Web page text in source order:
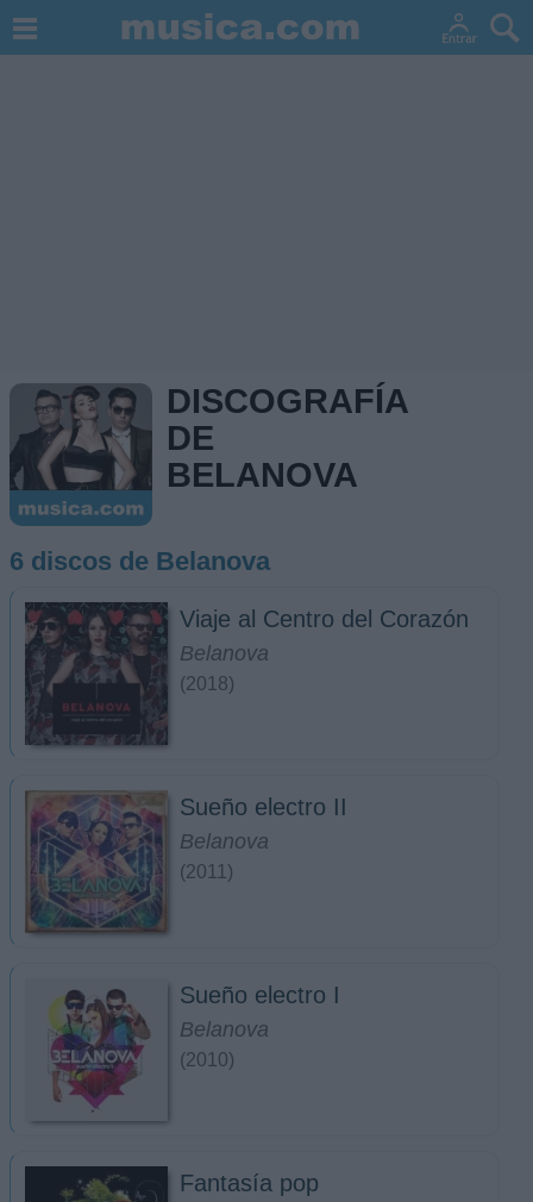
DISCOGRAFÍA
DE
BELANOVA
6 discos de Belanova
Viaje al Centro del Corazón
Belanova
(2018)
Sueño electro II
Belanova
(2011)
Sueño electro I
Belanova
(2010)
Fantasía pop